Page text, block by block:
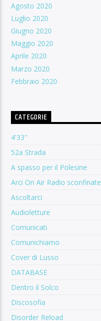
Agosto 2020
Luglio 2020
Giugno 2020
Maggio 2020
Aprile 2020
Marzo 2020
Febbraio 2020
CATEGORIE
4'33''
52a Strada
A spasso per il Polesine
Arci On Air Radio sconfinate
Ascoltarci
Audioletture
Comunicati
Comunichiamo
Cover di Lusso
DATABASE
Dentro il Solco
Discosofia
Disorder Reload